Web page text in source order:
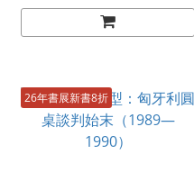
26年書展新書8折